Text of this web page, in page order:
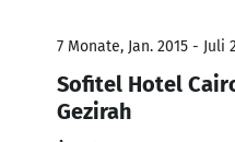
7 Monate, Jan. 2015 - Juli
Sofitel Hotel
Gezirah